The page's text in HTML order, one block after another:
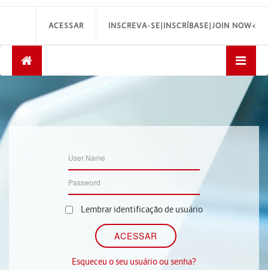
INSCREVA-SE|INSCRÍBASE|JOIN NOW<
ACESSAR
Lembrar identificação de usuário
Esqueceu o seu usuário ou senha?